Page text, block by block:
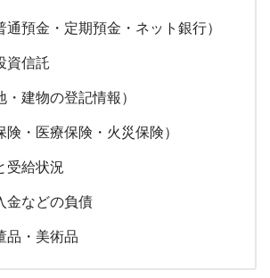
通預金・定期預金・ネット銀行）
資信託
建物の登記情報）
険・医療保険・火災保険）
受給状況
金などの負債
品・美術品